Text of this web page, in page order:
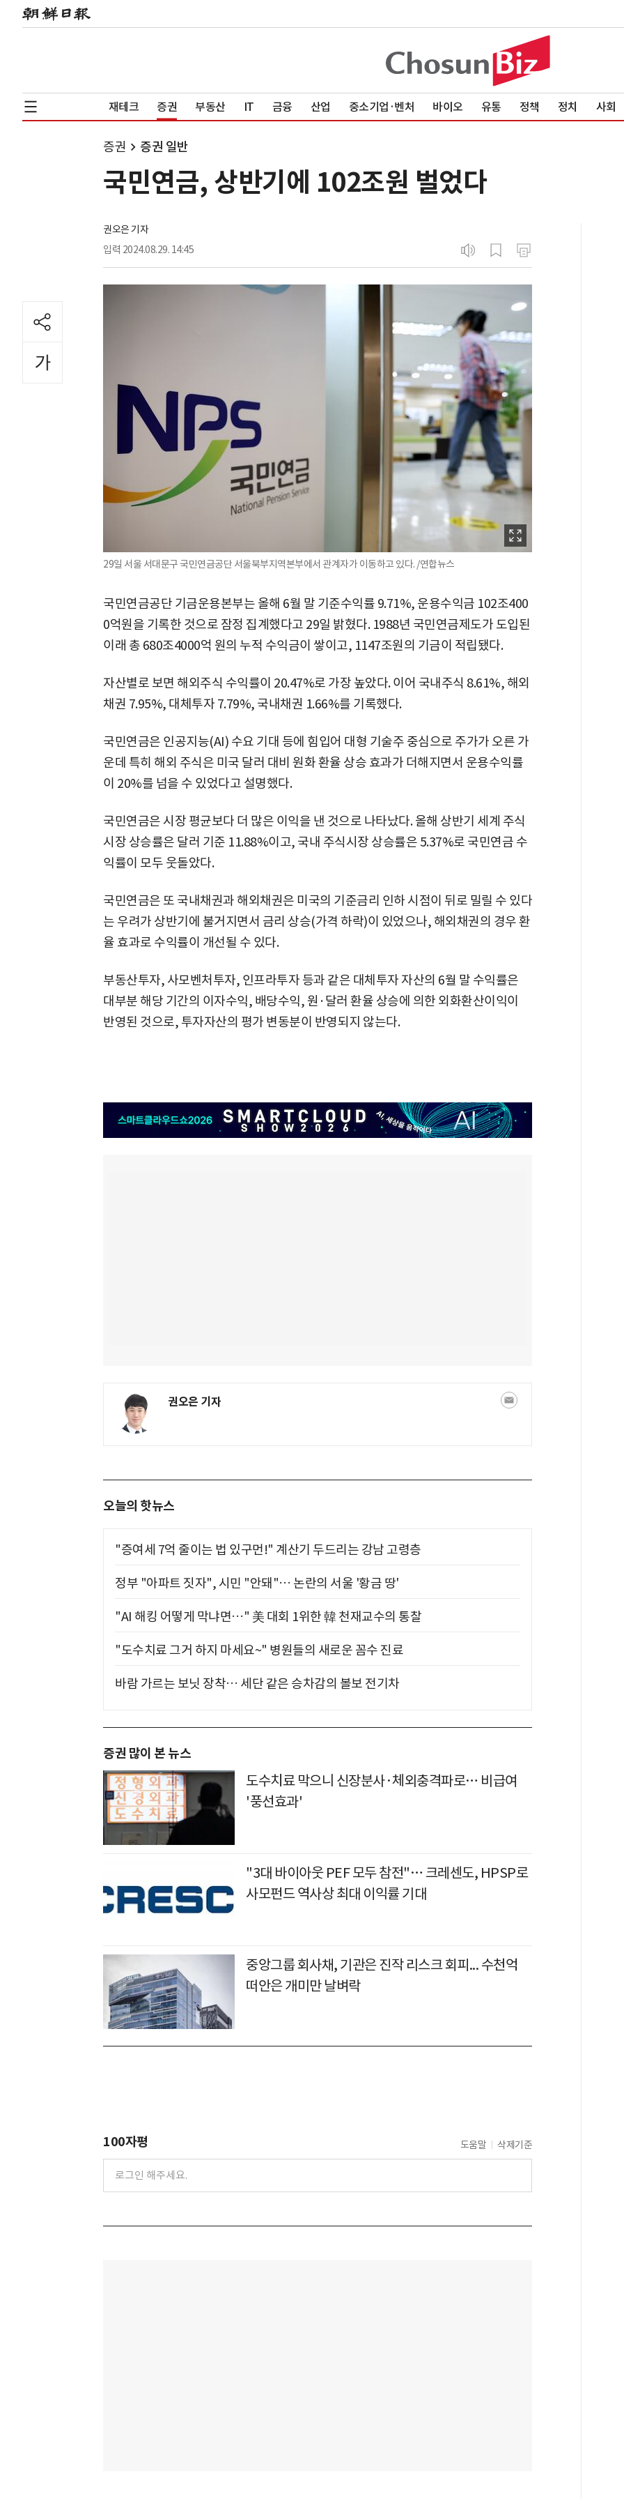
재테크 증권 부동산 IT 금융 산업 중소기업·벤처 바이오 유통 정책 정치 사회
증권 증권 일반
국민연금, 상반기에 102조원 벌었다
권오은 기자
입력 2024.08.29. 14:45
29일 서울 서대문구 국민연금공단 서울북부지역본부에서 관계자가 이동하고 있다. /연합뉴스
국민연금공단 기금운용본부는 올해 6월 말 기준수익률 9.71%, 운용수익금 102조400
0억원을 기록한 것으로 잠정 집계했다고 29일 밝혔다. 1988년 국민연금제도가 도입된
이래 총 680조4000억 원의 누적 수익금이 쌓이고, 1147조원의 기금이 적립됐다.
자산별로 보면 해외주식 수익률이 20.47%로 가장 높았다. 이어 국내주식 8.61%, 해외
채권 7.95%, 대체투자 7.79%, 국내채권 1.66%를 기록했다.
국민연금은 인공지능(AI) 수요 기대 등에 힘입어 대형 기술주 중심으로 주가가 오른 가
운데 특히 해외 주식은 미국 달러 대비 원화 환율 상승 효과가 더해지면서 운용수익률
이 20%를 넘을 수 있었다고 설명했다.
국민연금은 시장 평균보다 더 많은 이익을 낸 것으로 나타났다. 올해 상반기 세계 주식
시장 상승률은 달러 기준 11.88%이고, 국내 주식시장 상승률은 5.37%로 국민연금 수
익률이 모두 웃돌았다.
국민연금은 또 국내채권과 해외채권은 미국의 기준금리 인하 시점이 뒤로 밀릴 수 있다
는 우려가 상반기에 불거지면서 금리 상승(가격 하락)이 있었으나, 해외채권의 경우 환
율 효과로 수익률이 개선될 수 있다.
부동산투자, 사모벤처투자, 인프라투자 등과 같은 대체투자 자산의 6월 말 수익률은
대부분 해당 기간의 이자수익, 배당수익, 원·달러 환율 상승에 의한 외화환산이익이
반영된 것으로, 투자자산의 평가 변동분이 반영되지 않는다.
권오은 기자
오늘의 핫뉴스
"증여세 7억 줄이는 법 있구먼!" 계산기 두드리는 강남 고령층
정부 "아파트 짓자", 시민 "안돼"… 논란의 서울 '황금 땅'
"AI 해킹 어떻게 막냐면…" 美 대회 1위한 韓 천재교수의 통찰
"도수치료 그거 하지 마세요~" 병원들의 새로운 꼼수 진료
바람 가르는 보닛 장착… 세단 같은 승차감의 볼보 전기차
증권 많이 본 뉴스
도수치료 막으니 신장분사·체외충격파로… 비급여
'풍선효과'
"3대 바이아웃 PEF 모두 참전"… 크레센도, HPSP로
사모펀드 역사상 최대 이익률 기대
중앙그룹 회사채, 기관은 진작 리스크 회피... 수천억
떠안은 개미만 날벼락
100자평 도움말 삭제기준